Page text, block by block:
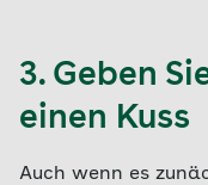
3. Geben
einen Kuss
Auch wenn es